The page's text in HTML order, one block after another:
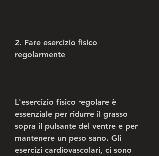
2. Fare esercizio fisico
regolarmente
L'esercizio fisico regolare è
essenziale per ridurre il grasso
sopra il pulsante del ventre e per
mantenere un peso sano. Gli
esercizi cardiovascolari, ci sono